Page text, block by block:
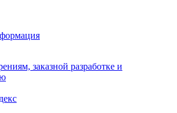
заказной разработке и